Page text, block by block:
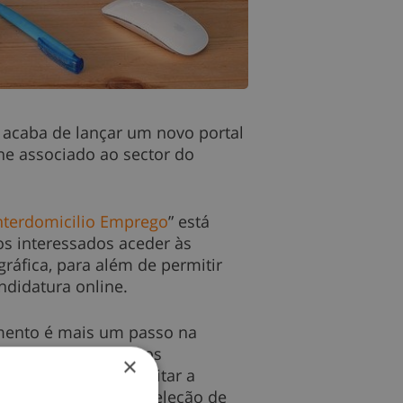
de lançar um novo portal
associado ao sector do
Emprego” está
interessados aceder às
para além de permitir
online.
é mais um passo na
ferramenta para os
ao possibilitar a
recrutamento e seleção de
×